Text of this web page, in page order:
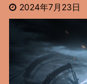
2024年7月23日